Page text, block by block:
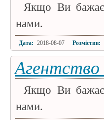
Якщо Ви
нами.
Дата: 2018-08-07 Розмістив:
Агентство
Якщо Ви
нами.